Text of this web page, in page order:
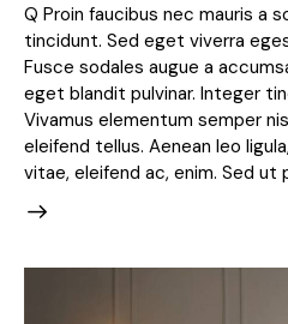
Q Proin faucibus nec mauris a
tincidunt. Sed eget viverra
Fusce sodales augue a
eget blandit pulvinar. Integer
Vivamus elementum semper
eleifend tellus. Aenean leo
vitae, eleifend ac, enim. Sed ut